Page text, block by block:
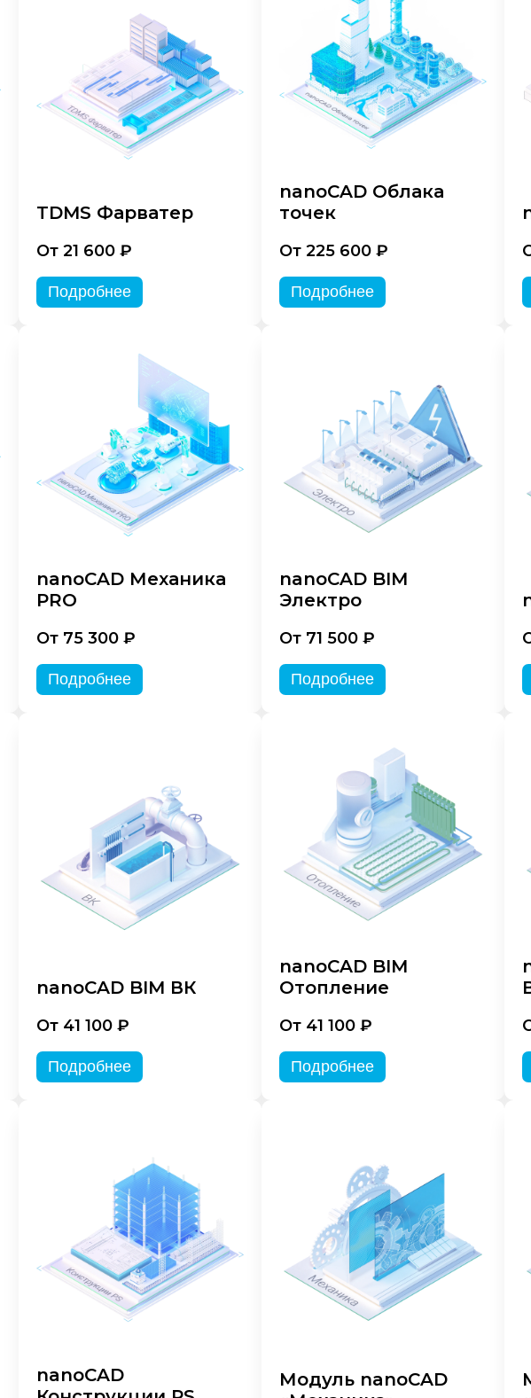
TDMS Фарватер
От 21 600 ₽
Подробнее
nanoCAD Облака
точек
От 225 600 ₽
Подробнее
nanoCAD Механика
PRO
От 75 300 ₽
Подробнее
nanoCAD BIM
Электро
От 71 500 ₽
Подробнее
nanoCAD BIM ВК
От 41 100 ₽
Подробнее
nanoCAD BIM
Отопление
От 41 100 ₽
Подробнее
nanoCAD
Модуль nanoCAD